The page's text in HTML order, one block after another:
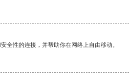
全性的连接，并帮助你在网络上自由移动。